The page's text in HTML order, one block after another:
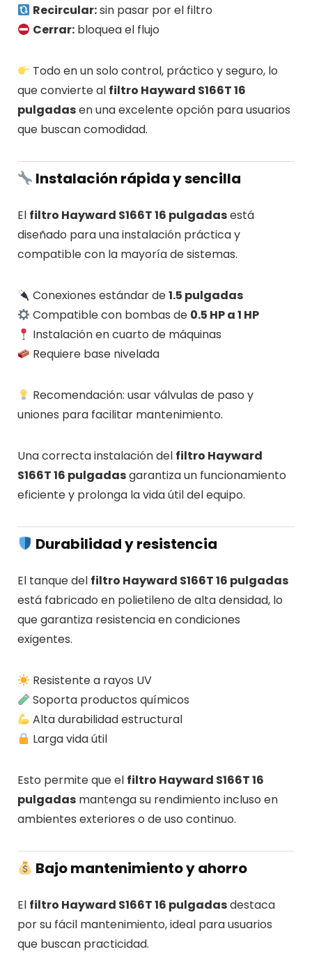
Recircular:sin pasar por el filtro
Cerrar:bloquea el flujo
Todo en un solo control, práctico y seguro, lo
que convierte al filtro Hayward S166T 16
pulgadasen una excelente opción para usuarios
que buscan comodidad.
Instalación rápida y sencilla
El filtro Hayward S166T 16 pulgadasestá
diseñado para una instalación práctica y
compatible con la mayoría de sistemas.
Conexiones estándar de1.5 pulgadas
Compatible con bombas de 0.5 HP a 1 HP
Instalación en cuarto de máquinas
Requiere base nivelada
Recomendación: usar válvulas de paso y
uniones para facilitar mantenimiento.
Una correcta instalación del filtro Hayward
S166T 16 pulgadasgarantiza un funcionamiento
eficiente y prolonga la vida útil del equipo.
Durabilidad y resistencia
El tanque del filtro Hayward S166T 16 pulgadas
está fabricado en polietileno de alta densidad, lo
que garantiza resistencia en condiciones
exigentes.
Resistente a rayos UV
Soporta productos químicos
Alta durabilidad estructural
Larga vida útil
Esto permite que el filtro Hayward S166T 16
pulgadasmantenga su rendimiento incluso en
ambientes exteriores o de uso continuo.
Bajo mantenimiento y ahorro
El filtro Hayward S166T 16 pulgadasdestaca
por su fácil mantenimiento, ideal para usuarios
que buscan practicidad.